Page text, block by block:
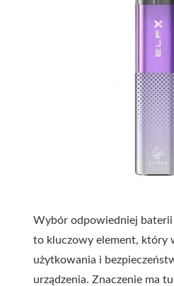
Wybór odpowiedniej baterii
to kluczowy element, który
użytkowania i
urządzenia. Znaczenie ma